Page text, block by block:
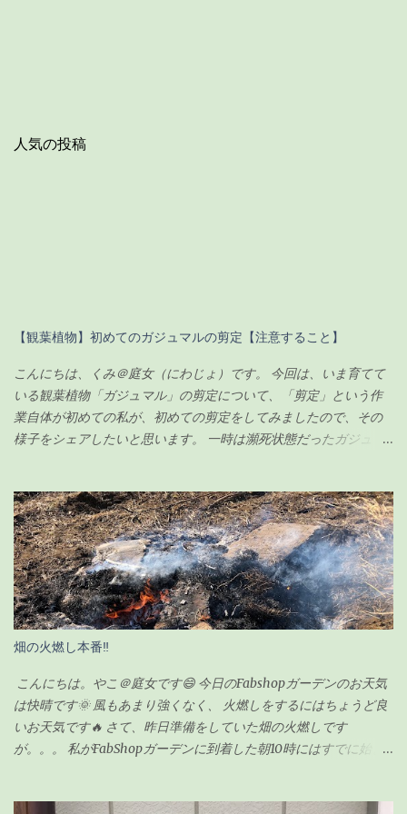
人気の投稿
【観葉植物】初めてのガジュマルの剪定【注意すること】
こんにちは、くみ＠庭女（にわじょ）です。 今回は、いま育てて
いる観葉植物「ガジュマル」の剪定について、「剪定」という作
業自体が初めての私が、初めての剪定をしてみましたので、その
様子をシェアしたいと思います。 一時は瀕死状態だったガジュマ
いました。 現在の様子がこちらです↓（2020年6月23日） ちなみ
に前回の記事の時（復活後）は、これくらいでした↓（2020年5月
17日） 見事に背が伸びて、葉っぱの数も増えました。 さすがに、
背が伸び過ぎてきたので「剪定」をすることにしました。 剪定を
するにあたり、ちょっと調べてみました。 ガジュマルの剪定のポ
イント 時期は5〜6月が良い 全体的に想定サイズよりも小さく剪定
する 切ったところは「癒合剤（ゆごうざい）」をつける 剪定後は
水分の蒸発量が減るので水やりは控えめにする ざっとこんな感じ
でした。 ガジュマルの剪定の時期 ガジュマルの剪定は種類が2つ
あるようです。 「 切り戻し 」 と言って、必要ない枝を切って形を
整えるものと、 「 丸坊主 」 と言って、枝を全部切り落として幹だ
けの状態にするものとがあり、今回のウチのガジュマルの場合
5〜6月が適している ようです。 6月って・・今じゃん！！って事
畑の火燃し本番‼
こんにちは。やこ＠庭女です😄 今日のFabshopガーデンのお天気
は快晴です🌞 風もあまり強くなく、 火燃しをするにはちょうど良
いお天気です🔥 さて、昨日準備をしていた畑の火燃しです
が。。。 私がFabShopガーデンに到着した朝10時にはすでに始ま